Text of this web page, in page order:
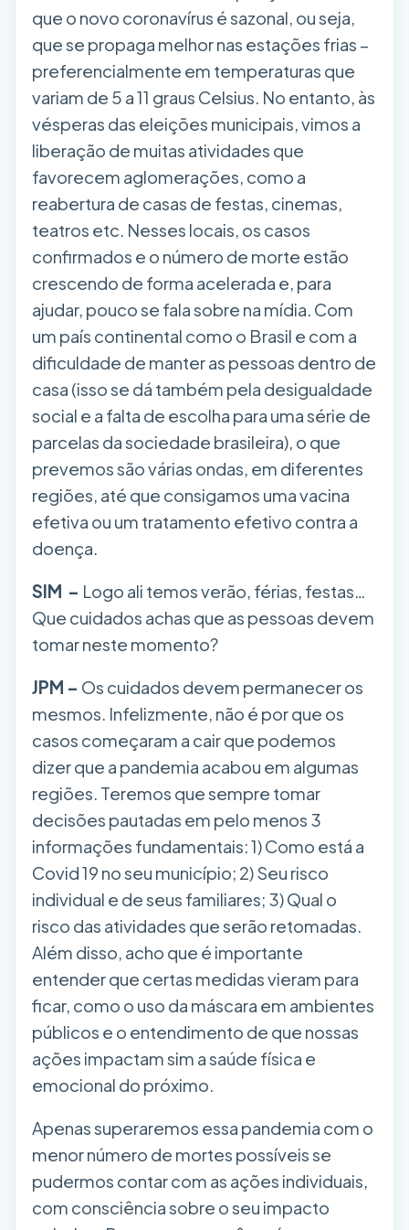
que o novo coronavírus é sazonal, ou seja,
que se propaga melhor nas estações frias –
preferencialmente em temperaturas que
variam de 5 a 11 graus Celsius. No entanto, às
vésperas das eleições municipais, vimos a
liberação de muitas atividades que
favorecem aglomerações, como a
reabertura de casas de festas, cinemas,
teatros etc. Nesses locais, os casos
confirmados e o número de morte estão
crescendo de forma acelerada e, para
ajudar, pouco se fala sobre na mídia. Com
um país continental como o Brasil e com a
dificuldade de manter as pessoas dentro de
casa (isso se dá também pela desigualdade
social e a falta de escolha para uma série de
parcelas da sociedade brasileira), o que
prevemos são várias ondas, em diferentes
regiões, até que consigamos uma vacina
efetiva ou um tratamento efetivo contra a
doença.
SIM – Logo ali temos verão, férias, festas…
Que cuidados achas que as pessoas devem
tomar neste momento?
JPM – Os cuidados devem permanecer os
mesmos. Infelizmente, não é por que os
casos começaram a cair que podemos
dizer que a pandemia acabou em algumas
regiões. Teremos que sempre tomar
decisões pautadas em pelo menos 3
informações fundamentais: 1) Como está a
Covid 19 no seu município; 2) Seu risco
individual e de seus familiares; 3) Qual o
risco das atividades que serão retomadas.
Além disso, acho que é importante
entender que certas medidas vieram para
ficar, como o uso da máscara em ambientes
públicos e o entendimento de que nossas
ações impactam sim a saúde física e
emocional do próximo.
Apenas superaremos essa pandemia com o
menor número de mortes possíveis se
pudermos contar com as ações individuais,
com consciência sobre o seu impacto